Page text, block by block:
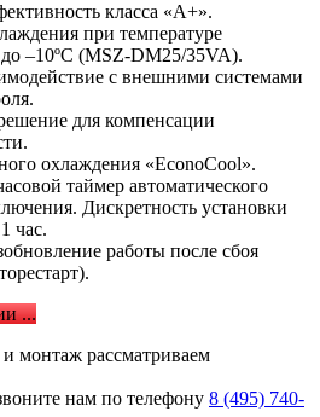
класса «А+».
при температуре
–10ºC (MSZ-DM25/35VA).
с внешними системами
для компенсации
охлаждения «EconoCool».
таймер автоматического
Дискретность установки
час.
работы после сбоя
...
монтаж рассматриваем
нам по телефону 8 (495) 740-